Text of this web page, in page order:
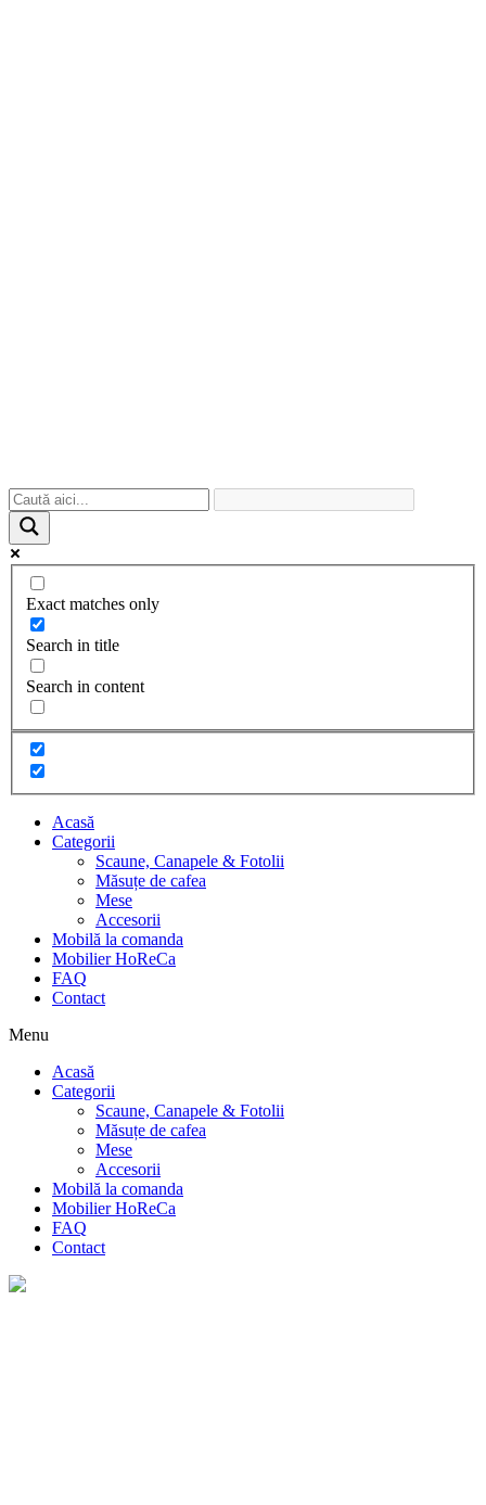
Exact matches only
Search in title
Search in content
Acasă
Categorii
Scaune, Canapele & Fotolii
Măsuțe de cafea
Mese
Accesorii
Mobilă la comanda
Mobilier HoReCa
FAQ
Contact
Menu
Acasă
Categorii
Scaune, Canapele & Fotolii
Măsuțe de cafea
Mese
Accesorii
Mobilă la comanda
Mobilier HoReCa
FAQ
Contact